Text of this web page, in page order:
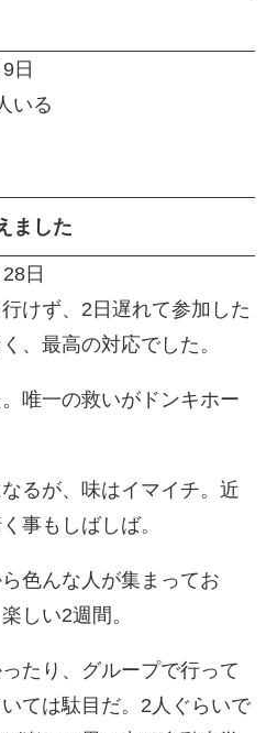
日
いる
ました
日
けず、2日遅れて参加した
、最高の対応でした。
唯一の救いがドンキホー
るが、味はイマイチ。近
事もしばしば。
色んな人が集まってお
しい2週間。
たり、グループで行って
ては駄目だ。2人ぐらいで